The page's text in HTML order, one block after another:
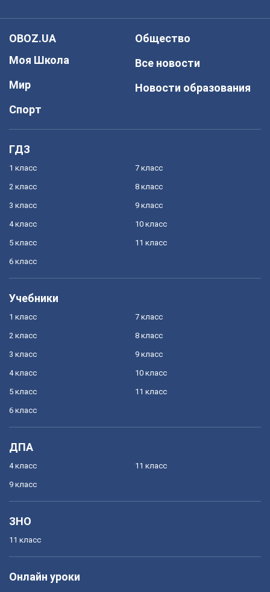
OBOZ.UA
Моя Школа
Мир
Спорт
Общество
Все новости
Новости образования
ГДЗ
1 класс
2 класс
3 класс
4 класс
5 класс
6 класс
7 класс
8 класс
9 класс
10 класс
11 класс
Учебники
1 класс
2 класс
3 класс
4 класс
5 класс
6 класс
7 класс
8 класс
9 класс
10 класс
11 класс
ДПА
4 класс
9 класс
11 класс
ЗНО
11 класс
Онлайн уроки